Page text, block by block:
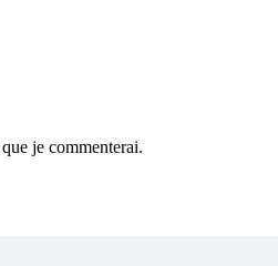
je commenterai.